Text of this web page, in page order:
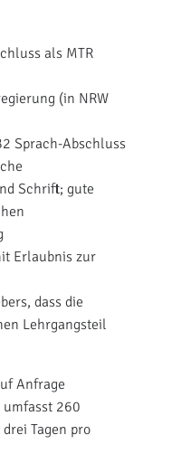
als MTR
(in NRW
Sprach-Abschluss
Schrift; gute
Erlaubnis zur
dass die
Lehrgangsteil
Anfrage
260
Tagen pro